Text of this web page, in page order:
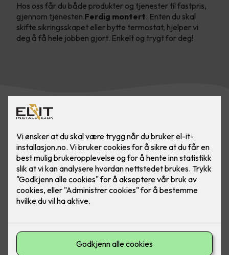
Hos oss får du både produkter og tjenester til fastpris,
gjennom tjenesten Ferdig montert. Enten du skal
skifte sikringsskapet eller bytte termostat, hjelper vi
deg å få hele jobben gjort. Enkelt og trygt for deg!
Med ferdig montert får du: